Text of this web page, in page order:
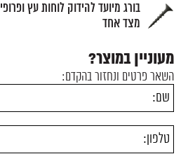
בורג מיועד להידוק לוחות עץ
מצד אחד
מעוניין במוצר?
השאר פרטים ונחזור בהקדם: